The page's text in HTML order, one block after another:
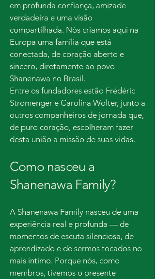
em profunda confiança, amizade
verdadeira e uma visão
compartilhada. Nós criamos aqui na
Europa uma família que está
conectada, de coração aberto e
sincero, diretamente ao povo
Shanenawa no Brasil.
Entre os fundadores estão Frédéric
Stromenger e Carolina Wolter, junto a
outros companheiros de jornada que,
de puro coração, escolheram fazer
desta união a missão de suas vidas.
Como nasceu a
Shanenawa Family?
A Shanenawa Family nasceu de uma
experiência real e profunda — de
momentos de escuta silenciosa, de
aprendizado e de sermos tocados no
mais íntimo. Porque nós, como
membros, tivemos o presente